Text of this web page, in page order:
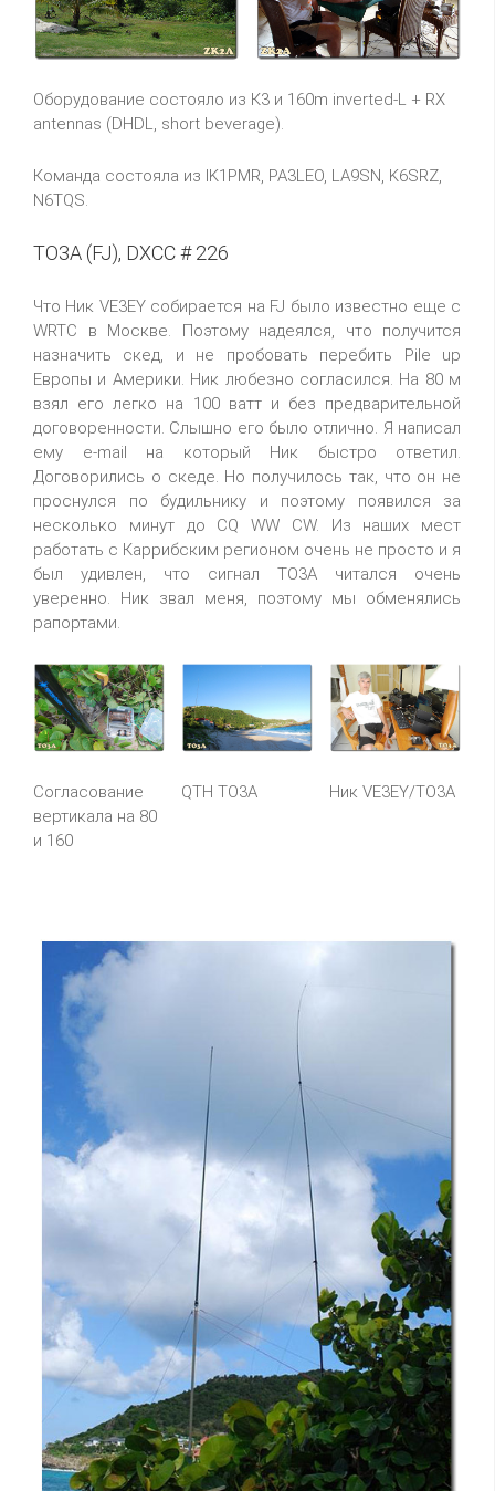
Оборудование состояло из К3 и 160m inverted-L + RX
antennas (DHDL, short beverage).
Команда состояла из IK1PMR, PA3LEO, LA9SN, K6SRZ,
N6TQS.
TO3A (FJ), DXCC # 226
Что Ник VE3EY собирается на FJ было известно еще с
WRTC в Москве. Поэтому надеялся, что получится
назначить скед, и не пробовать перебить Pile up
Европы и Америки. Ник любезно согласился. На 80 м
взял его легко на 100 ватт и без предварительной
договоренности. Слышно его было отлично. Я написал
ему e-mail на который Ник быстро ответил.
Договорились о скеде. Но получилось так, что он не
проснулся по будильнику и поэтому появился за
несколько минут до CQ WW CW. Из наших мест
работать с Каррибским регионом очень не просто и я
был удивлен, что сигнал TO3A читался очень
уверенно. Ник звал меня, поэтому мы обменялись
рапортами.
Согласование
вертикала на 80
и 160
QTH TO3A Ник VE3EY/TO3A